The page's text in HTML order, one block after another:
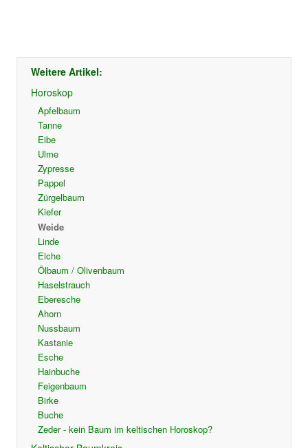
Weitere Artikel:
Horoskop
Apfelbaum
Tanne
Eibe
Ulme
Zypresse
Pappel
Zürgelbaum
Kiefer
Weide
Linde
Eiche
Ölbaum / Olivenbaum
Haselstrauch
Eberesche
Ahorn
Nussbaum
Kastanie
Esche
Hainbuche
Feigenbaum
Birke
Buche
Zeder - kein Baum im keltischen Horoskop?